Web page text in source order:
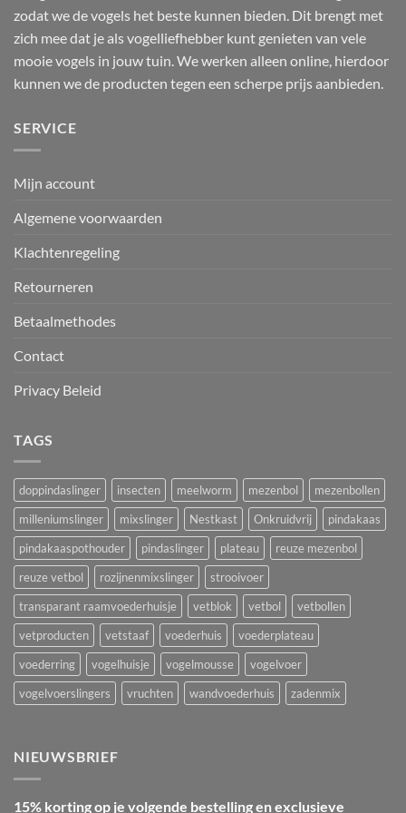
zodat we de vogels het beste kunnen bieden. Dit brengt met
zich mee dat je als vogelliefhebber kunt genieten van vele
mooie vogels in jouw tuin. We werken alleen online, hierdoor
kunnen we de producten tegen een scherpe prijs aanbieden.
SERVICE
Mijn account
Algemene voorwaarden
Klachtenregeling
Retourneren
Betaalmethodes
Contact
Privacy Beleid
TAGS
doppindaslinger insecten meelworm mezenbol
mezenbollen
milleniumslinger
mixslinger Nestkast Onkruidvrij
pindakaas
pindakaaspothouder
pindaslinger plateau
reuze mezenbol
reuze vetbol
rozijnenmixslinger
strooivoer
transparant raamvoederhuisje
vetblok vetbol
vetbollen
vetproducten
vetstaaf voederhuis
voederplateau
voederring
vogelhuisje vogelmousse
vogelvoer
vogelvoerslingers
vruchten wandvoederhuis zadenmix
NIEUWSBRIEF
15% korting op je volgende bestelling en exclusieve